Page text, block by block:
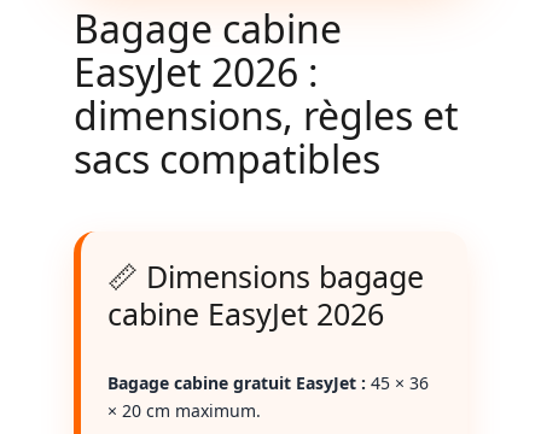
Bagage cabine
EasyJet 2026 :
dimensions, règles et
sacs compatibles
📏 Dimensions bagage
cabine EasyJet 2026
Bagage cabine gratuit EasyJet : 45 × 36
× 20 cm maximum.